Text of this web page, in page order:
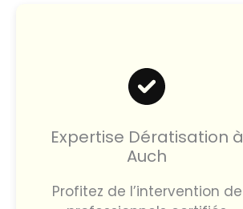
Expertise Dératisation à
Auch
Profitez de l’intervention de